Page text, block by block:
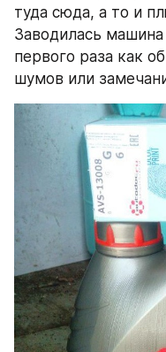
туда сюда, а то и
Заводилась
первого раза как
шумов или